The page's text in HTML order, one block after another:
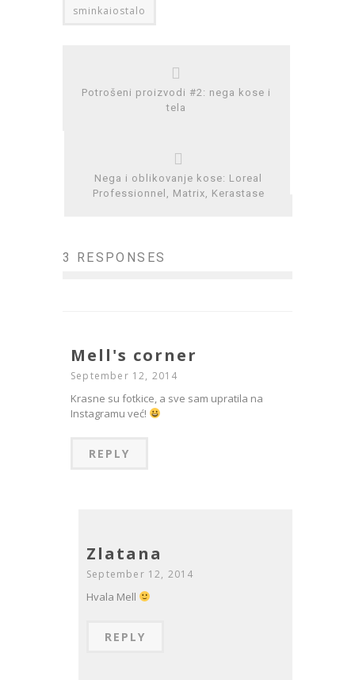
sminkaiostalo
Potrošeni proizvodi #2: nega kose i
tela
Nega i oblikovanje kose: Loreal
Professionnel, Matrix, Kerastase
3 RESPONSES
Mell's corner
September 12, 2014
Krasne su fotkice, a sve sam upratila na
Instagramu već!
REPLY
Zlatana
September 12, 2014
Hvala Mell
REPLY